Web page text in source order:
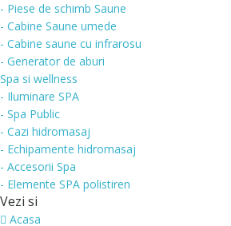
- Piese de schimb Saune
- Cabine Saune umede
- Cabine saune cu infrarosu
- Generator de aburi
Spa si wellness
- Iluminare SPA
- Spa Public
- Cazi hidromasaj
- Echipamente hidromasaj
- Accesorii Spa
- Elemente SPA polistiren
Vezi si
Acasa